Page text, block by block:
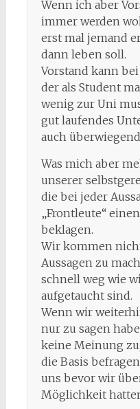
Wenn ich aber
immer werden
erst mal jemand
dann leben soll.
Vorstand kann
der als Student
wenig zur Uni
gut laufendes
auch
Was mich aber
unserer
die bei jeder
„Frontleute“
beklagen.
Wir kommen
Aussagen zu
schnell weg wie
aufgetaucht sind.
Wenn wir
nur zu sagen
keine Meinung
die Basis
uns bevor wir
Möglichkeit